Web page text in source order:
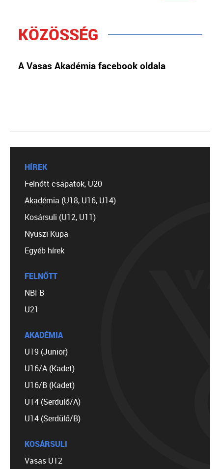
KÖZÖSSÉG
A Vasas Akadémia facebook oldala
HÍREK
Felnőtt csapatok, U20
Akadémia (U18, U16, U14)
Kosársuli (U12, U11)
Nyuszi Kupa
Egyéb hírek
FELNŐTT
NBI B
U21
AKADÉMIA
U19 (Junior)
U16/A (Kadet)
U16/B (Kadet)
U14 (Serdülő/A)
U14 (Serdülő/B)
KOSÁRSULI
Vasas U12